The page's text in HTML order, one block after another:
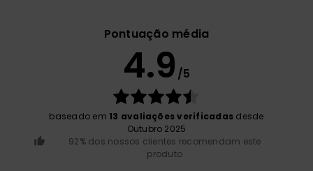
Pontuação média
4.9 /5
baseado em 13 avaliações verificadas desde
Outubro 2025
92% dos nossos clientes recomendam este
produto